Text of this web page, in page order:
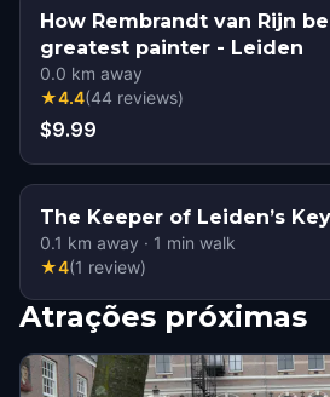
How Rembrandt van Rijn
greatest painter - Leiden
0.0 km away
★4.4(44 reviews)
$9.99
The Keeper of Leiden’s
0.1 km away · 1 min walk
★4(1 review)
Atrações próximas